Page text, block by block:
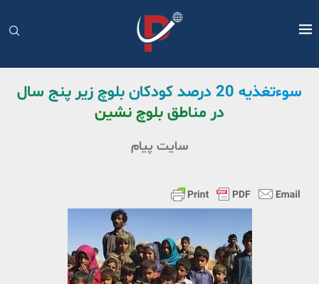
سوءتغذیه 20 درصد کودکان بلوچ زیر پنج سال
در مناطق بلوچ نشین
سایت پیام